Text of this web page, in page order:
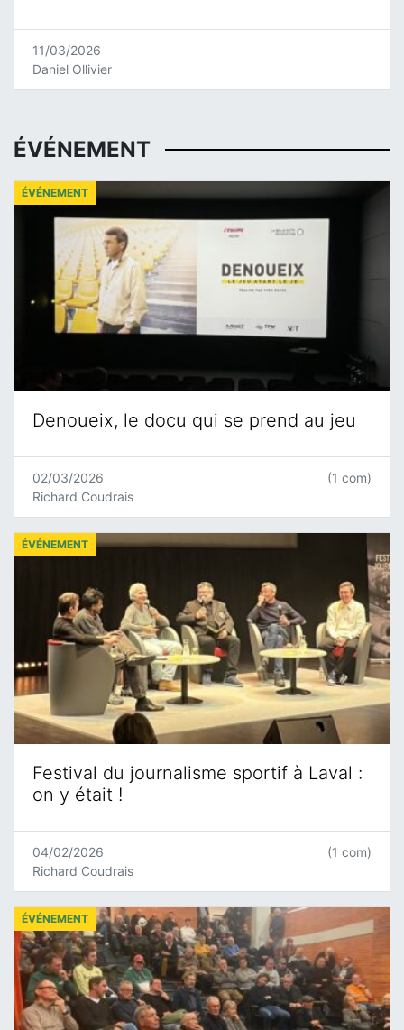
11/03/2026
Daniel Ollivier
ÉVÉNEMENT
Denoueix, le docu qui se prend au jeu
ÉVÉNEMENT
02/03/2026
Richard Coudrais
(1 com)
Festival du journalisme sportif à Laval :
on y était !
ÉVÉNEMENT
04/02/2026
Richard Coudrais
(1 com)
ÉVÉNEMENT